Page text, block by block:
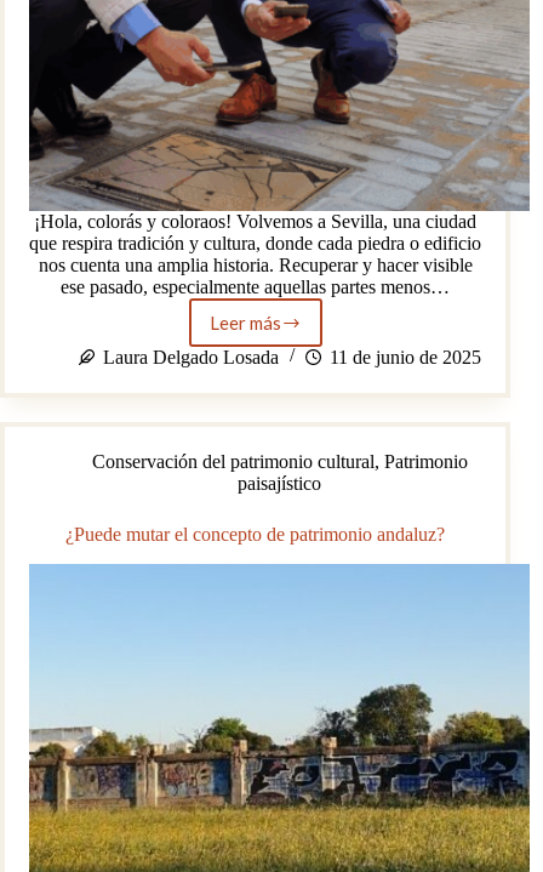
¡Hola, colorás y coloraos! Volvemos a Sevilla, una ciudad
que respira tradición y cultura, donde cada piedra o edificio
nos cuenta una amplia historia. Recuperar y hacer visible
ese pasado, especialmente aquellas partes menos…
Leer másSeñalizan
la
Judería
en
nueva
calle
Gago
Laura Delgado Losada 11 de junio de 2025
Conservación del patrimonio cultural, Patrimonio
paisajístico
¿Puede mutar el concepto de patrimonio andaluz?